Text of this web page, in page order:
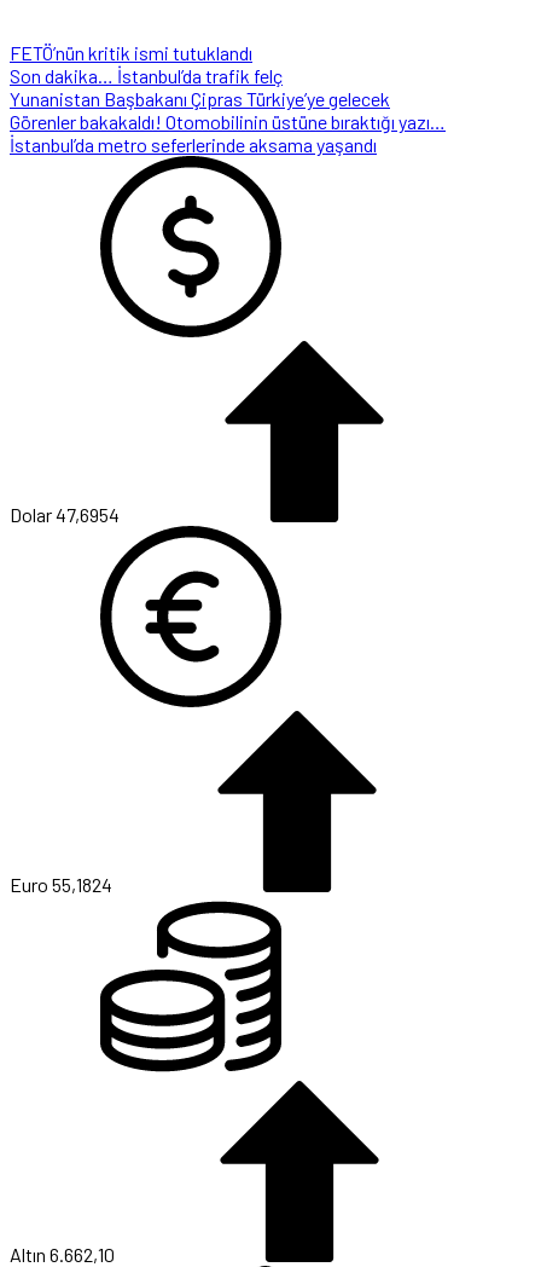
FETÖ’nün kritik ismi tutuklandı
Son dakika… İstanbul’da trafik felç
Yunanistan Başbakanı Çipras Türkiye’ye gelecek
Görenler bakakaldı! Otomobilinin üstüne bıraktığı yazı…
İstanbul’da metro seferlerinde aksama yaşandı
Dolar47,6954
Euro 55,1824
Altın 6.662,10